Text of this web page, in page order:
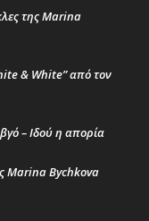
της Marina
& White” από τον
– Ιδού η απορία
Marina Bychkova